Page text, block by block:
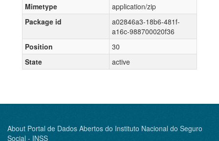
Mimetype
application/zip
Package id
a02846a3-18b6-481f-
a16c-988700020f36
Position
30
State
active
About Portal de Dados Abertos do Instituto Nacional do Seguro
Social - INSS